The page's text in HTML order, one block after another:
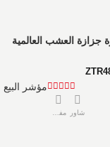
جزازة العشب العالمية
مؤشر
شاور